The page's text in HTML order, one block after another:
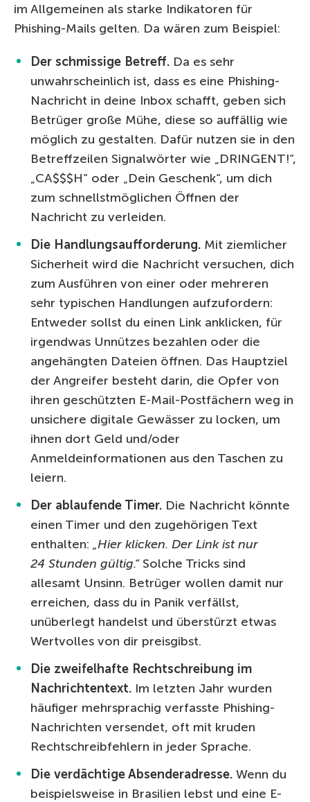
im Allgemeinen als starke Indikatoren für
Phishing-Mails gelten. Da wären zum Beispiel:
Der schmissige Betreff. Da es sehr
unwahrscheinlich ist, dass es eine Phishing-
Nachricht in deine Inbox schafft, geben sich
Betrüger große Mühe, diese so auffällig wie
möglich zu gestalten. Dafür nutzen sie in den
Betreffzeilen Signalwörter wie „DRINGENT!“,
„CA$$$H“ oder „Dein Geschenk“, um dich
zum schnellstmöglichen Öffnen der
Nachricht zu verleiden.
Die Handlungsaufforderung. Mit ziemlicher
Sicherheit wird die Nachricht versuchen, dich
zum Ausführen von einer oder mehreren
sehr typischen Handlungen aufzufordern:
Entweder sollst du einen Link anklicken, für
irgendwas Unnützes bezahlen oder die
angehängten Dateien öffnen. Das Hauptziel
der Angreifer besteht darin, die Opfer von
ihren geschützten E-Mail-Postfächern weg in
unsichere digitale Gewässer zu locken, um
ihnen dort Geld und/oder
Anmeldeinformationen aus den Taschen zu
leiern.
Der ablaufende Timer. Die Nachricht könnte
einen Timer und den zugehörigen Text
enthalten: „Hier klicken. Der Link ist nur
24 Stunden gültig.“Solche Tricks sind
allesamt Unsinn. Betrüger wollen damit nur
erreichen, dass du in Panik verfällst,
unüberlegt handelst und überstürzt etwas
Wertvolles von dir preisgibst.
Die zweifelhafte Rechtschreibung im
Nachrichtentext. Im letzten Jahr wurden
häufiger mehrsprachig verfasste Phishing-
Nachrichten versendet, oft mit kruden
Rechtschreibfehlern in jeder Sprache.
Die verdächtige Absenderadresse. Wenn du
beispielsweise in Brasilien lebst und eine E-